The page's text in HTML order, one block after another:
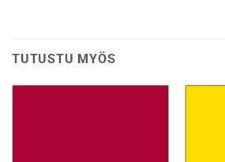
TUTUSTU MYÖS